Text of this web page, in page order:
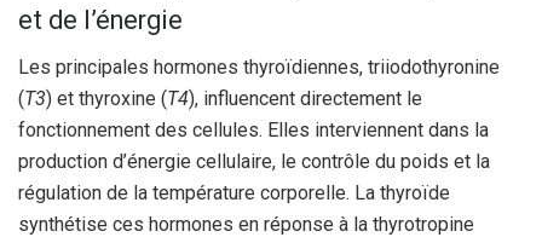
et de l’énergie
Les principales hormones thyroïdiennes, triiodothyronine
(T3) et thyroxine (T4), influencent directement le
fonctionnement des cellules. Elles interviennent dans la
production d’énergie cellulaire, le contrôle du poids et la
régulation de la température corporelle. La thyroïde
synthétise ces hormones en réponse à la thyrotropine